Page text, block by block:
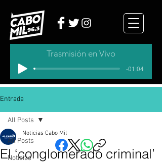
Trasmisión en Vivo
-01:04
Entrada
All Posts
Noticias
All Posts
El ‘conglomerado criminal’
Noticias Cabo Mil